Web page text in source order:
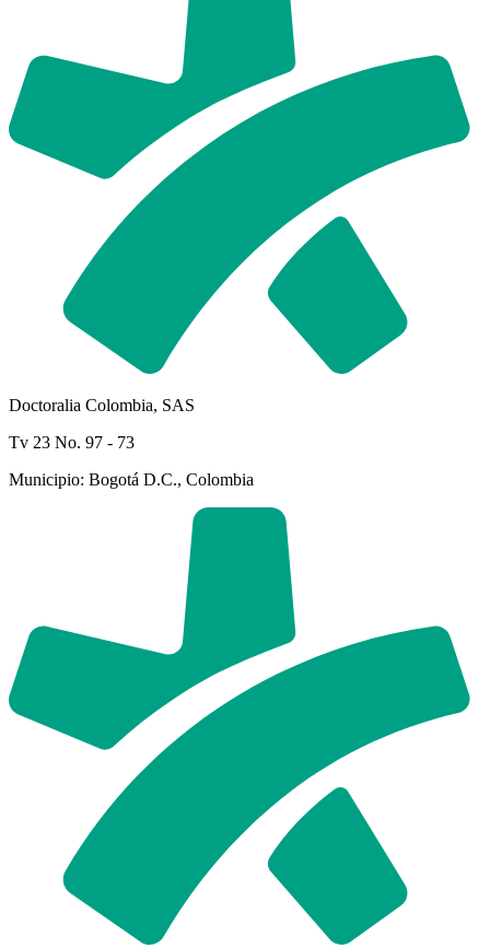
Doctoralia Colombia, SAS
Tv 23 No. 97 - 73
Municipio: Bogotá D.C., Colombia